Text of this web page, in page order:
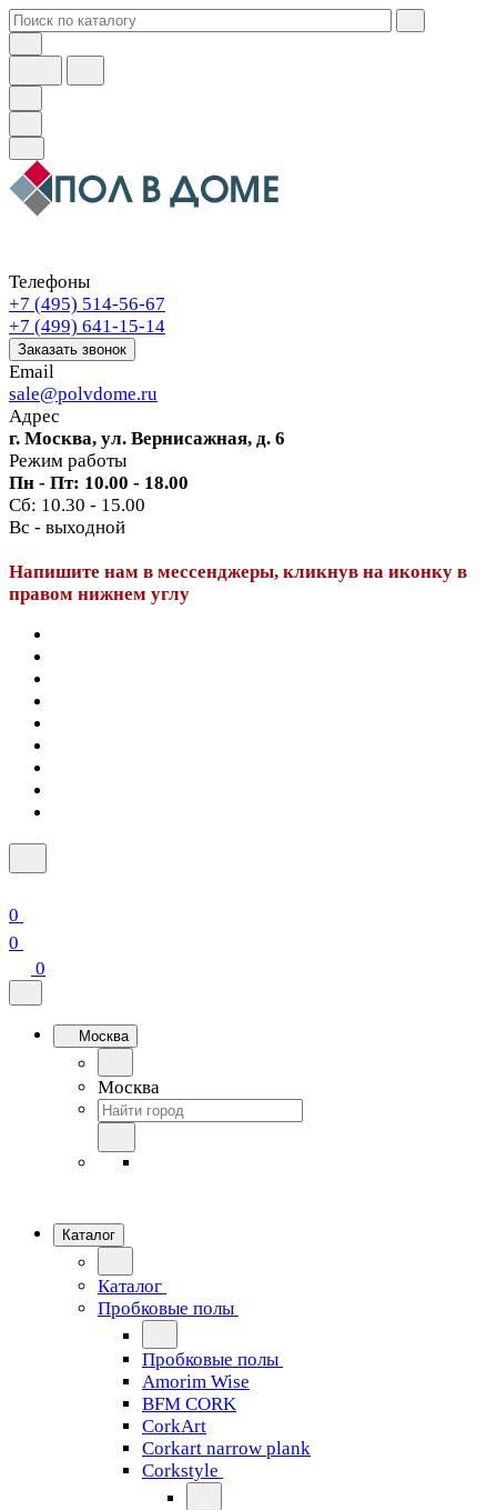
Телефоны
+7 (495) 514-56-67
+7 (499) 641-15-14
Заказать звонок
Email
sale@polvdome.ru
Адрес
г. Москва, ул. Вернисажная, д. 6
Режим работы
Пн - Пт: 10.00 - 18.00
Сб: 10.30 - 15.00
Вс - выходной
Напишите нам в мессенджеры, кликнув на иконку в
правом нижнем углу
0
0
0
Москва
Москва
Каталог
Каталог
Пробковые полы
Пробковые полы
Amorim Wise
BFM CORK
CorkArt
Corkart narrow plank
Corkstyle